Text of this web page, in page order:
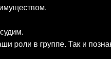
роли в группе. Так и